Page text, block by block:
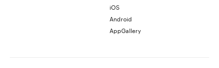
iOS
Android
AppGallery